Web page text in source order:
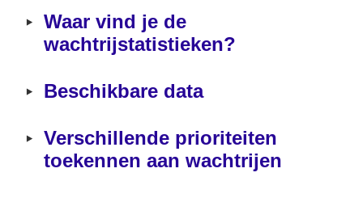
‣ Waar vind je de
wachtrijstatistieken?
‣ Beschikbare data
‣ Verschillende prioriteiten
toekennen aan wachtrijen